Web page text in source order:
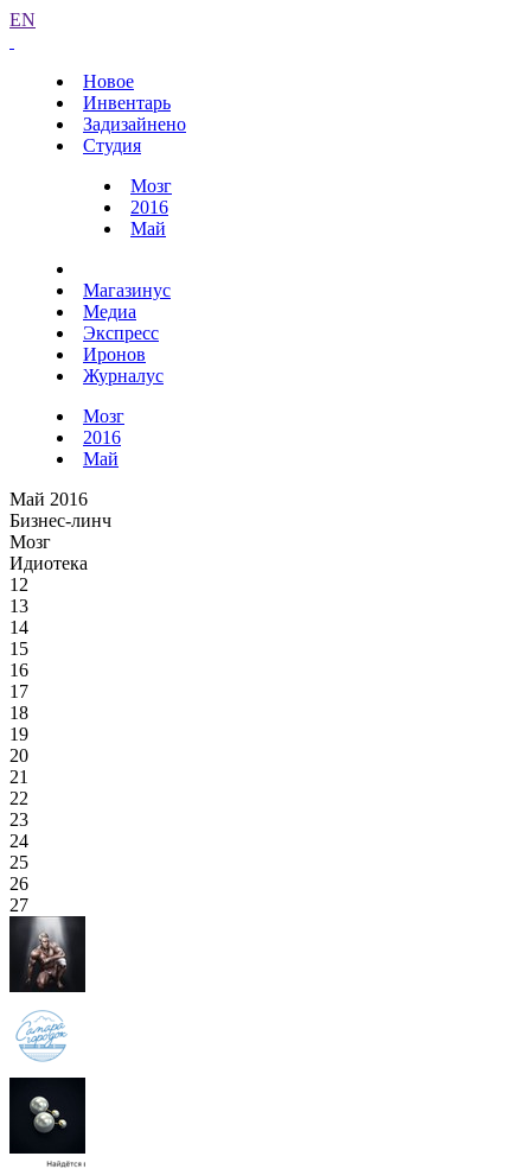
EN
Новое
Инвентарь
Задизайнено
Студия
Мозг
2016
Май
Магазинус
Медиа
Экспресс
Иронов
Журналус
Мозг
2016
Май
Май 2016
Бизнес-линч
Мозг
Идиотека
12
13
14
15
16
17
18
19
20
21
22
23
24
25
26
27